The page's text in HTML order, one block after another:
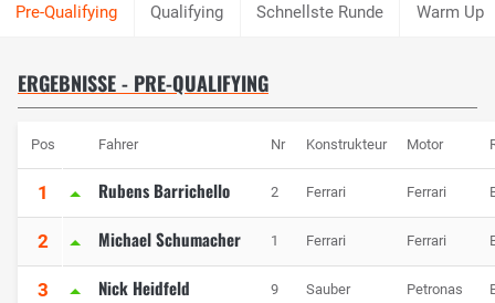
Qualifying Schnellste Runde Warm Up
ERGEBNISSE - PRE-QUALIFYING
Pos Fahrer Nr Konstrukteur Motor
1 Rubens Barrichello 2 Ferrari Ferrari
2 Michael Schumacher 1 Ferrari Ferrari
3 Nick Heidfeld 9 Sauber Petronas